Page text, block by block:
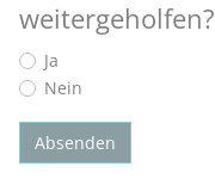
weitergeholfen?
Ja
Nein
Absenden